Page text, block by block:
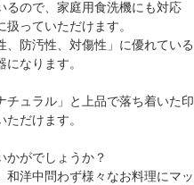
るので、家庭用食洗機にも対応
っていただけます。
防汚性、対傷性」に優れている
なります。
チュラル」と上品で落ち着いた印
だけます。
かがでしょうか？
洋中問わず様々なお料理にマッ